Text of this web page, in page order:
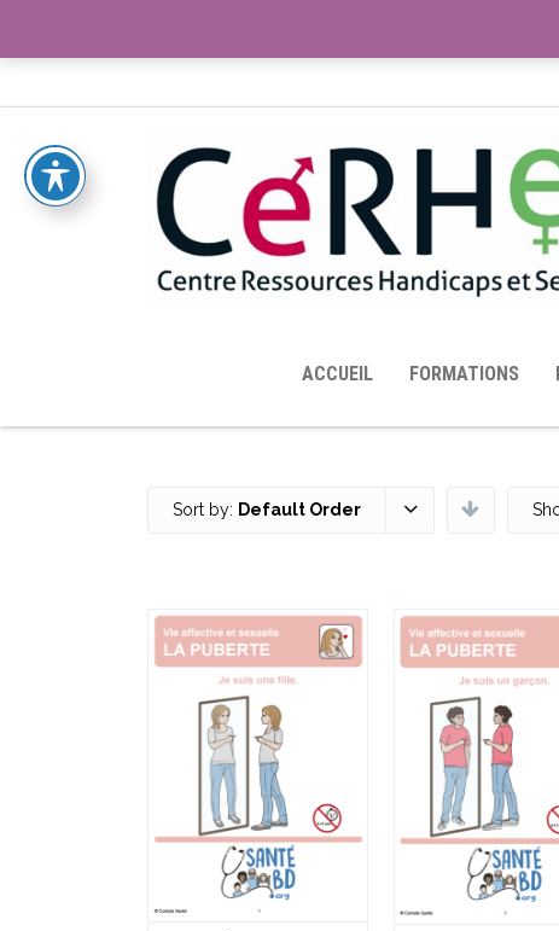
TOUTES LES RESSOURCES MISES À
ACCUEIL FORMATIONS
Sort by: Default Order